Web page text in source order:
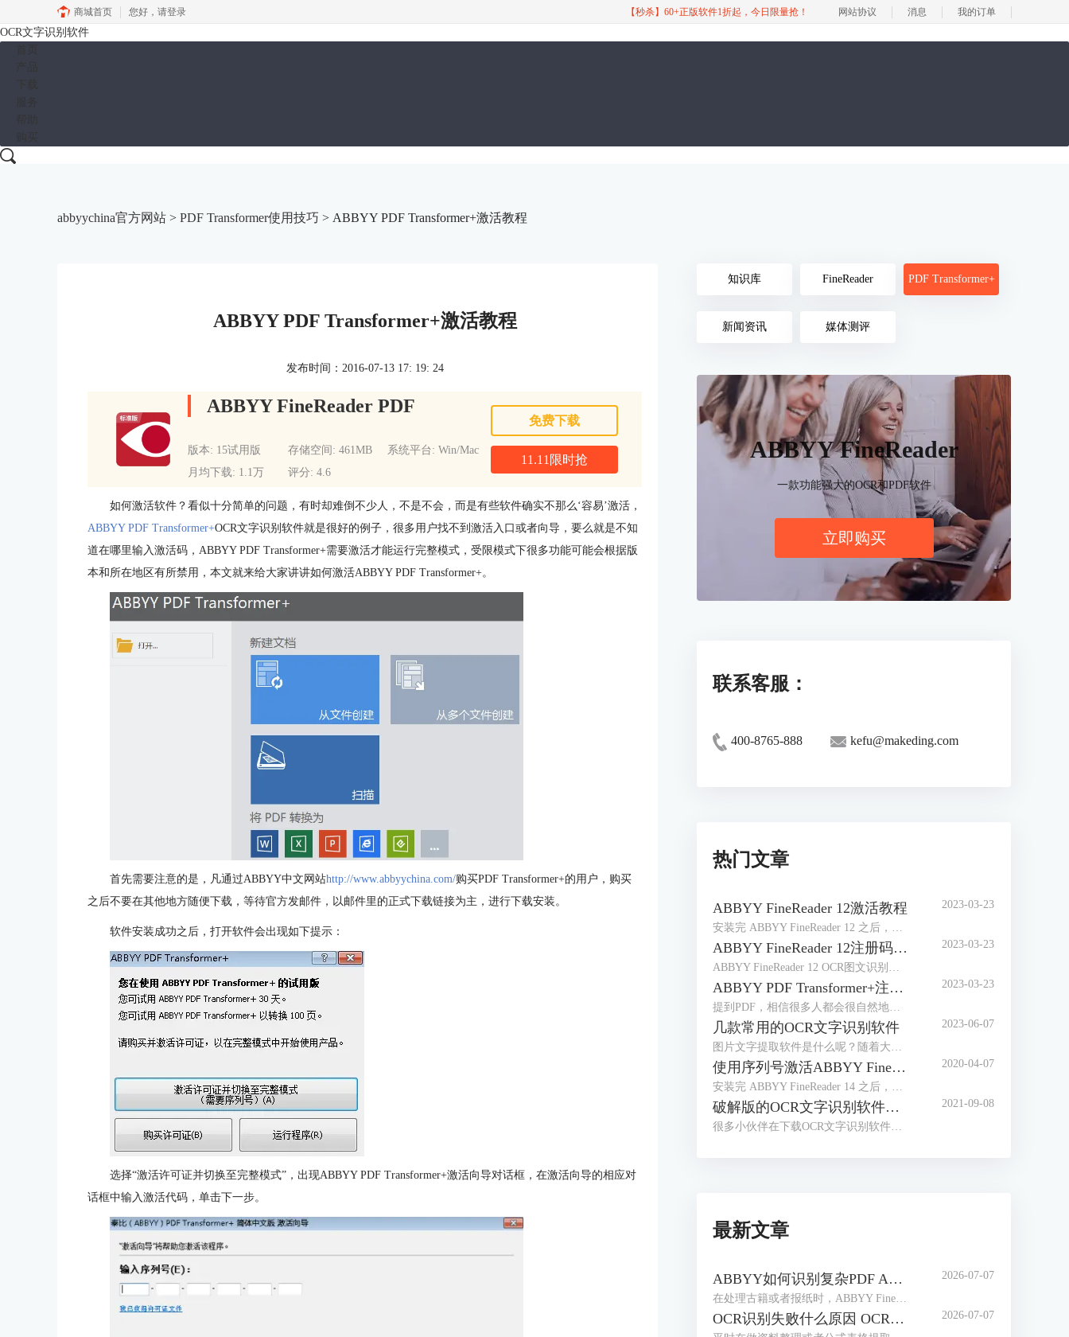
商城首页 您好， 请登录 【秒杀】60+正版软件1折起，今日限量抢！ 网站协议 消息 我的订单
OCR文字识别软件
abbyychina官方网站 > PDF Transformer使用技巧 > ABBYY PDF Transformer+激活教程
ABBYY PDF Transformer+激活教程
发布时间：2016-07-13 17: 19: 24
ABBYY FineReader PDF
版本: 15试用版 存储空间: 461MB
系统平台: Win/Mac
月均下载: 1.1万
评分: 4.6
免费下载
11.11限时抢
如何激活软件？看似十分简单的问题，有时却难倒不少人，不是不会，而是有些软件确实不那么‘容易’激活，
ABBYY PDF Transformer+OCR文字识别软件就是很好的例子，很多用户找不到激活入口或者向导，要么就是不知
道在哪里输入激活码，ABBYY PDF Transformer+需要激活才能运行完整模式，受限模式下很多功能可能会根据版
本和所在地区有所禁用，本文就来给大家讲讲如何激活ABBYY PDF Transformer+。
首先需要注意的是，凡通过ABBYY中文网站http://www.abbyychina.com/购买PDF Transformer+的用户，购买
之后不要在其他地方随便下载，等待官方发邮件，以邮件里的正式下载链接为主，进行下载安装。
软件安装成功之后，打开软件会出现如下提示：
选择“激活许可证并切换至完整模式”，出现ABBYY PDF Transformer+激活向导对话框，在激活向导的相应对
话框中输入激活代码，单击下一步。
知识库 FineReader PDF Transformer+
新闻资讯 媒体测评
ABBYY FineReader
一款功能强大的OCR和PDF软件
立即购买
联系客服：
400-8765-888 kefu@makeding.com
热门文章
ABBYY FineReader 12激活教程 2023-03-23
ABBYY FineReader 12注册码-激活码-序列号地址 2023-03-23
ABBYY PDF Transformer+注册码-激活码-序列号地址 2023-03-23
几款常用的OCR文字识别软件 2023-06-07
使用序列号激活ABBYY FineReader 14 2020-04-07
破解版的OCR文字识别软件，带来了太多安全问题 2021-09-08
最新文章
ABBYY如何识别复杂PDF ABBYY如何识别竖排繁体 2026-07-07
OCR识别失败什么原因 OCR识别如何保证位置正确 2026-07-07